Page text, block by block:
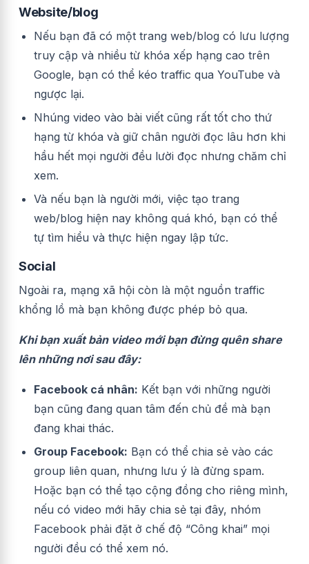
Website/blog
Nếu bạn đã có một trang web/blog có lưu lượng
truy cập và nhiều từ khóa xếp hạng cao trên
Google, bạn có thể kéo traffic qua YouTube và
ngược lại.
Nhúng video vào bài viết cũng rất tốt cho thứ
hạng từ khóa và giữ chân người đọc lâu hơn khi
hầu hết mọi người đều lười đọc nhưng chăm chỉ
xem.
Và nếu bạn là người mới, việc tạo trang
web/blog hiện nay không quá khó, bạn có thể
tự tìm hiểu và thực hiện ngay lập tức.
Social
Ngoài ra, mạng xã hội còn là một nguồn traffic
khổng lồ mà bạn không được phép bỏ qua.
Khi bạn xuất bản video mới bạn đừng quên share
lên những nơi sau đây:
Facebook cá nhân: Kết bạn với những người
bạn cũng đang quan tâm đến chủ đề mà bạn
đang khai thác.
Group Facebook: Bạn có thể chia sẻ vào các
group liên quan, nhưng lưu ý là đừng spam.
Hoặc bạn có thể tạo cộng đồng cho riêng mình,
nếu có video mới hãy chia sẻ tại đây, nhóm
Facebook phải đặt ở chế độ “Công khai” mọi
người đều có thể xem nó.